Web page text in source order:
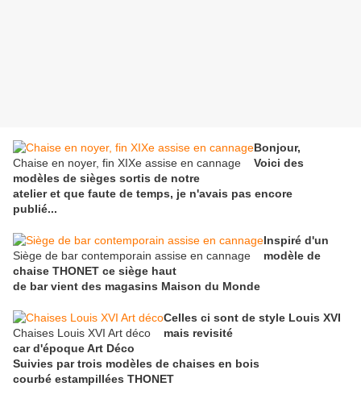
Chaise en noyer, fin XIXe assise en cannage
Bonjour,
Voici des
modèles de sièges sortis de notre
atelier et que faute de temps, je n'avais pas encore
publié...
Siège de bar contemporain assise en cannage
Inspiré d'un
modèle de
chaise THONET ce siège haut
de bar vient des magasins Maison du Monde
Chaises Louis XVI Art déco
Celles ci sont de style Louis XVI
mais revisité
car d'époque Art Déco
Suivies par trois modèles de chaises en bois
courbé estampillées THONET